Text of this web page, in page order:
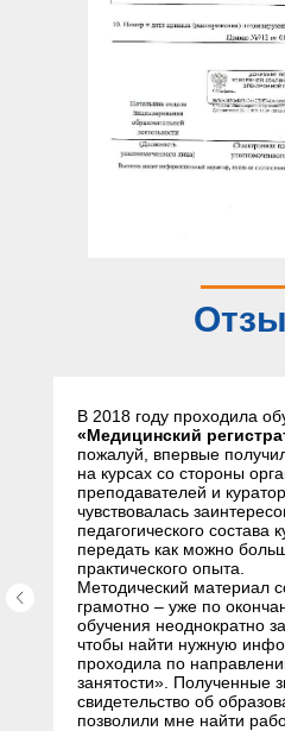
В 2018 году проходила
«Медицинский
пожалуй, впервые
на курсах со стороны
преподавателей и
чувствовалась
педагогического состава
передать как можно
практического опыта.
Методический материал
грамотно – уже по
обучения неоднократно
чтобы найти нужную
проходила по
занятости». Полученные
свидетельство об
позволили мне найти